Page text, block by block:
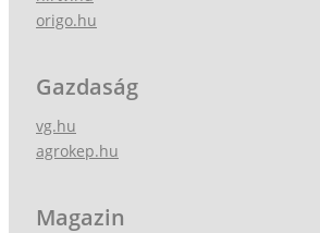
origo.hu
Gazdaság
vg.hu
agrokep.hu
Magazin